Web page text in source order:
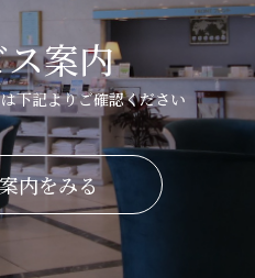
案内
下記よりご確認ください
内をみる